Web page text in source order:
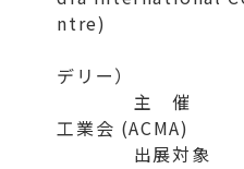
ntre)
（イン
デリー）
主 催 イン
工業会 (ACMA)
出展対象 ア